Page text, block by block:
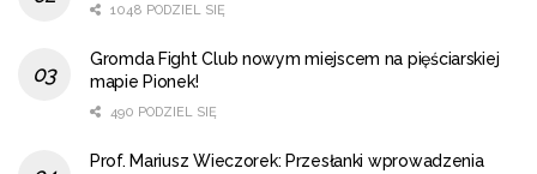
1048 PODZIEL SIĘ
Gromda Fight Club nowym miejscem na pięściarskiej
mapie Pionek!
490 PODZIEL SIĘ
Prof. Mariusz Wieczorek: Przesłanki wprowadzenia